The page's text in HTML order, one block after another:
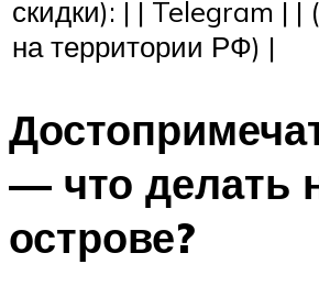
скидки): | | Telegram | |
на территории РФ) |
— что делать
острове?